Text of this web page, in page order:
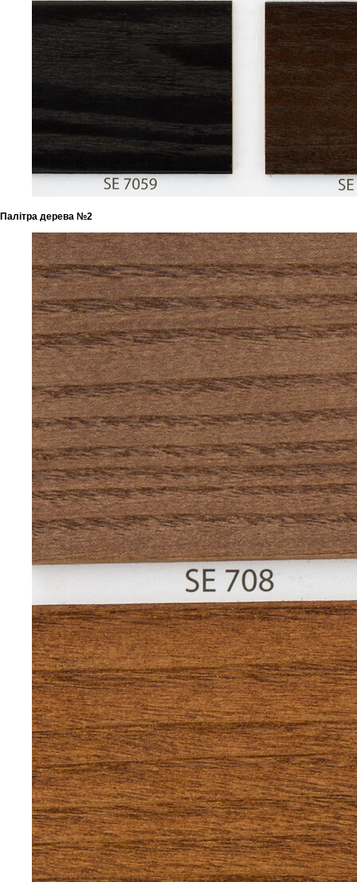
Палітра дерева №2